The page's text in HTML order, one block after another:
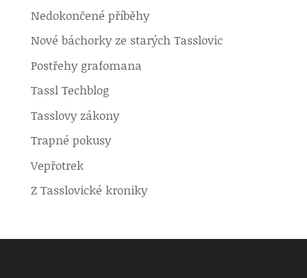
Nedokončené příběhy
Nové báchorky ze starých Tasslovic
Postřehy grafomana
Tassl Techblog
Tasslovy zákony
Trapné pokusy
Vepřotrek
Z Tasslovické kroniky